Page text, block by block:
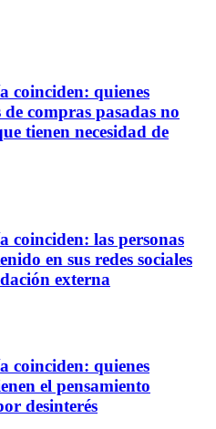
coinciden: quienes
compras pasadas no
tienen necesidad de
coinciden: las personas
en sus redes sociales
externa
coinciden: quienes
el pensamiento
desinterés